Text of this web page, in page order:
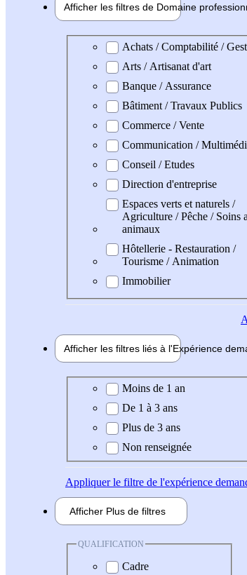
Afficher les filtres de Domaine pro
Domaine professionel
Achats / Comptabilité /
Arts / Artisanat d'art
Banque / Assurance
Bâtiment / Travaux Publics
Commerce / Vente
Communication /
Conseil / Etudes
Direction d'entreprise
Espaces verts et naturels /
Agriculture / Pêche / Soins
animaux
Hôtellerie - Restauration /
Tourisme / Animation
Immobilier
Afficher les filtres liés à l'Expérience
Expérience demandée
Moins de 1 an
De 1 à 3 ans
Plus de 3 ans
Non renseignée
Appliquerle filtre de l'expérience
Afficher Plus de filtres
QUALIFICATION
Cadre